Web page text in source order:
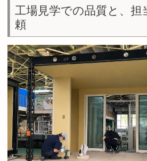
工場見学での品質と、担
頼